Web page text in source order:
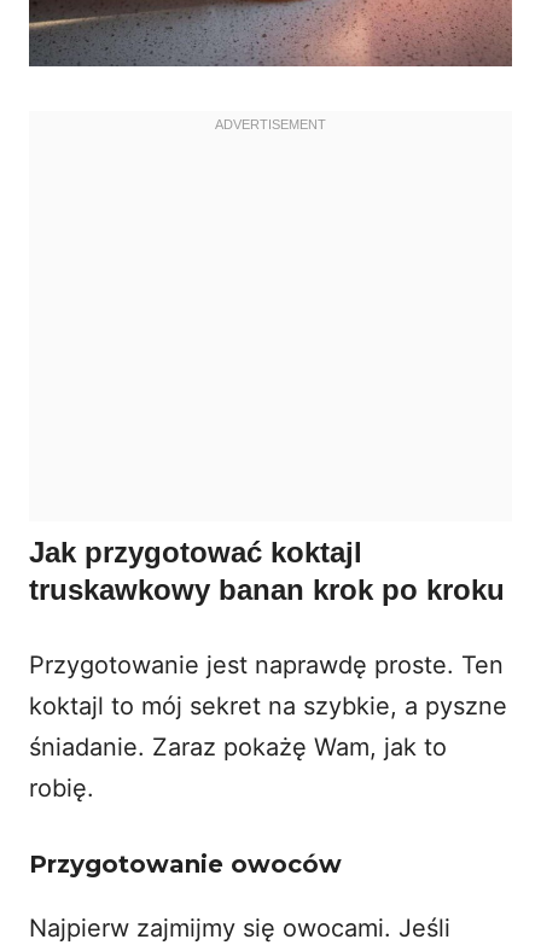
Jak przygotować koktajl
truskawkowy banan krok po kroku
Przygotowanie jest naprawdę proste. Ten
koktajl to mój sekret na szybkie, a pyszne
śniadanie. Zaraz pokażę Wam, jak to
robię.
Przygotowanie owoców
Najpierw zajmijmy się owocami. Jeśli